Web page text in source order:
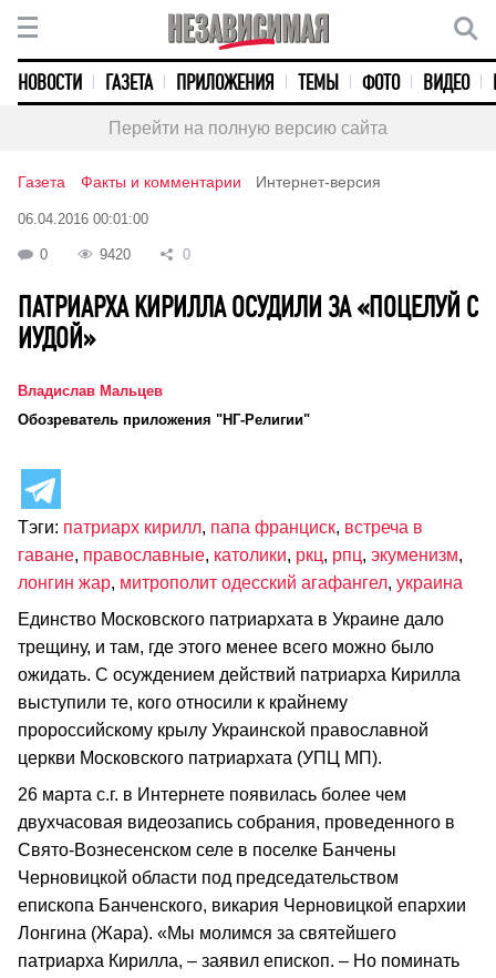
НОВОСТИ ГАЗЕТА ПРИЛОЖЕНИЯ ТЕМЫ ФОТО ВИДЕО
Перейти на полную версию сайта
Газета Факты и комментарии Интернет-версия
06.04.2016 00:01:00
0 9420 0
ПАТРИАРХА КИРИЛЛА ОСУДИЛИ ЗА «ПОЦЕЛУЙ С
ИУДОЙ»
Владислав Мальцев
Обозреватель приложения "НГ-Религии"
Тэги: патриарх кирилл, папа франциск, встреча в
гаване, православные, католики, ркц, рпц, экуменизм,
лонгин жар, митрополит одесский агафангел, украина
Единство Московского патриархата в Украине дало
трещину, и там, где этого менее всего можно было
ожидать. С осуждением действий патриарха Кирилла
выступили те, кого относили к крайнему
пророссийскому крылу Украинской православной
церкви Московского патриархата (УПЦ МП).
26 марта с.г. в Интернете появилась более чем
двухчасовая видеозапись собрания, проведенного в
Свято-Вознесенском селе в поселке Банчены
Черновицкой области под председательством
епископа Банченского, викария Черновицкой епархии
Лонгина (Жара). «Мы молимся за святейшего
патриарха Кирилла, – заявил епископ. – Но поминать